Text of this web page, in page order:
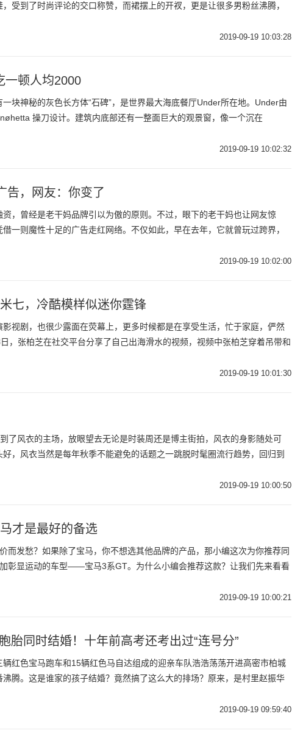
受到了时尚评论的交口称赞，而裙摆上的开衩，更是让很多男粉丝沸腾，
2019-09-19 10:03:28
一顿人均2000
块神秘的灰色长方体“石碑”，是世界最大海底餐厅Under所在地。Under由
操刀设计。建筑内底部还有一整面巨大的观景窗，像一个沉在
2019-09-19 10:02:32
告，网友：你变了
，曾经是老干妈品牌引以为傲的原则。不过，眼下的老干妈也让网友惊
一则魔性十足的广告走红网络。不仅如此，早在去年，它就曾玩过跨界，
2019-09-19 10:02:00
七，冷酷模样似迷你霆锋
视剧，也很少露面在荧幕上，更多时候都是在享受生活，忙于家庭，俨然
，张柏芝在社交平台分享了自己出海滑水的视频，视频中张柏芝穿着吊带和
2019-09-19 10:01:30
了风衣的主场，放眼望去无论是时装周还是博主街拍，风衣的身影随处可
，风衣当然是每年秋季不能避免的话题之一跳脱时髦圈流行趋势，回归到
2019-09-19 10:00:50
才是最好的备选
而发愁？如果除了宝马，你不想选其他品牌的产品，那小编这次为你推荐同
彰显运动的车型——宝马3系GT。为什么小编会推荐这款？让我们先来看看
2019-09-19 10:00:21
胎同时结婚！十年前高考还考出过“连号分”
红色宝马跑车和15辆红色马自达组成的迎亲车队浩浩荡荡开进高密市柏城
腾。这是谁家的孩子结婚？竟然搞了这么大的排场？原来，是村里赵振华
2019-09-19 09:59:40